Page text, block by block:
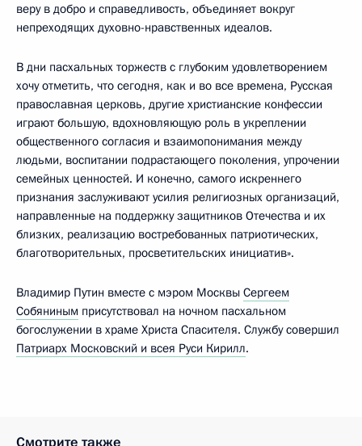
веру в добро и справедливость, объединяет вокруг
непреходящих духовно-нравственных идеалов.
В дни пасхальных торжеств с глубоким удовлетворением
хочу отметить, что сегодня, как и во все времена, Русская
православная церковь, другие христианские конфессии
играют большую, вдохновляющую роль в укреплении
общественного согласия и взаимопонимания между
людьми, воспитании подрастающего поколения, упрочении
семейных ценностей. И конечно, самого искреннего
признания заслуживают усилия религиозных организаций,
направленные на поддержку защитников Отечества и их
близких, реализацию востребованных патриотических,
благотворительных, просветительских инициатив».
Владимир Путин вместе с мэром Москвы Сергеем
Собяниным присутствовал на ночном пасхальном
богослужении в храме Христа Спасителя. Службу совершил
Патриарх Московский и всея Руси Кирилл.